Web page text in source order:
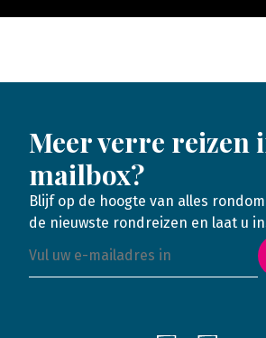
Meer verre reizen
mailbox?
Blijf op de hoogte van alles
de nieuwste rondreizen en laat u